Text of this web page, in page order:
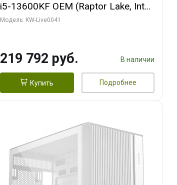
i5-13600KF OEM (Raptor Lake, Intel
7, C14 8EC/6PC/ 16 ГБ ОЗУ (2
256bit 3xDP HD/ 512 ГБ SSD)
Модель: KW-Live0041
219 792 руб. В наличии
Купить Подробнее